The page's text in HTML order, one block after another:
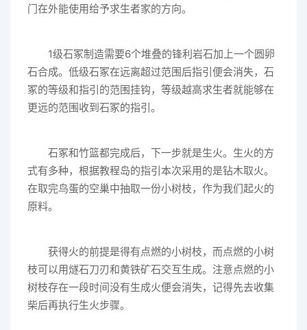
门在外能使用给予求生者家的方向。
1级石冢制造需要6个堆叠的锋利岩石加上一个圆卵
石合成。低级石冢在远离超过范围后指引便会消失，石
冢的等级和指引的范围挂钩，等级越高求生者就能够在
更远的范围收到石冢的指引。
石冢和竹篮都完成后，下一步就是生火。生火的方
式有多种，根据教程岛的指引本次采用的是钻木取火。
在取完鸟蛋的空巢中抽取一份小树枝，作为我们起火的
原料。
获得火的前提是得有点燃的小树枝，而点燃的小树
枝可以用燧石刀刃和黄铁矿石交互生成。注意点燃的小
树枝存在一段时间没有生成火便会消失，记得先去收集
柴后再执行生火步骤。